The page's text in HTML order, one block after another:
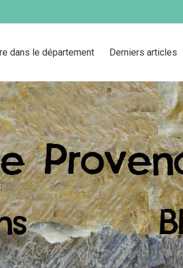
dans le département Derniers articles